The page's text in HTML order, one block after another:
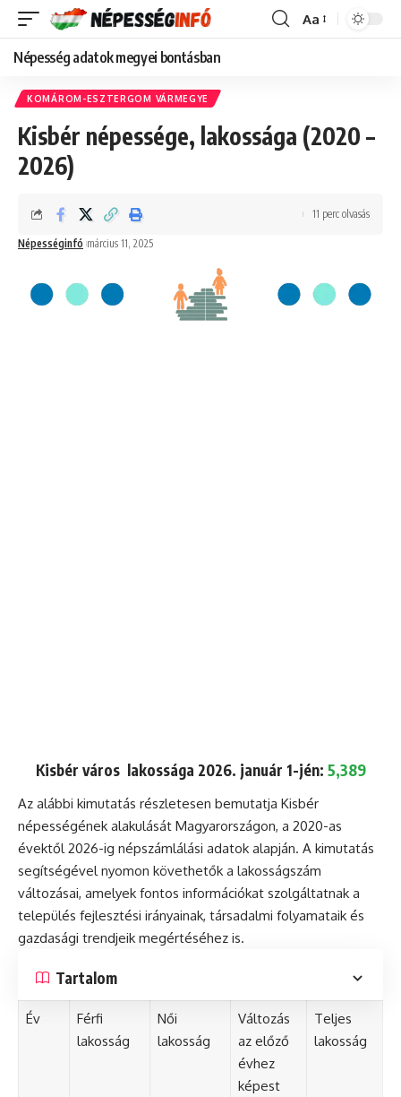
Font
Aa
Népesség adatok megyei bontásban
KOMÁROM-ESZTERGOM VÁRMEGYE
Kisbér népessége, lakossága (2020 –
2026)
Népességinfó március 11, 2025
11 perc olvasás
Kisbér város lakossága 2026. január 1-jén: 5,389
Az alábbi kimutatás részletesen bemutatja Kisbér
népességének alakulását Magyarországon, a 2020-as
évektől 2026-ig népszámlálási adatok alapján. A kimutatás
segítségével nyomon követhetők a lakosságszám
változásai, amelyek fontos információkat szolgáltatnak a
település fejlesztési irányainak, társadalmi folyamataik és
gazdasági trendjeik megértéséhez is.
Tartalom
Év
Férfi
lakosság
Női
lakosság
Változás
az előző
évhez
képest
Teljes
lakosság